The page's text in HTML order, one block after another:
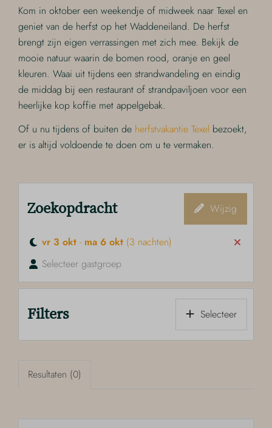
Kom in oktober een weekendje of midweek naar Texel en
geniet van de herfst op het Waddeneiland. De herfst
brengt zijn eigen verrassingen met zich mee. Bekijk de
mooie natuur waarin de bomen rood, oranje en geel
kleuren. Waai uit tijdens een strandwandeling en eindig
de middag bij een restaurant of strandpaviljoen voor een
heerlijke kop koffie met appelgebak.
Of u nu tijdens of buiten de herfstvakantie Texel bezoekt,
er is altijd voldoende te doen om u te vermaken.
Zoekopdracht Wijzig
vr 3 okt - ma 6 okt (3 nachten)
Selecteer gastgroep
Filters Selecteer
Resultaten (0)